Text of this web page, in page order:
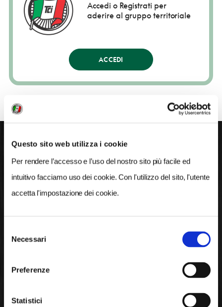
Questo sito web utilizza i cookie
Per rendere l’accesso e l’uso del nostro sito più facile ed
intuitivo facciamo uso dei cookie. Con l'utilizzo del sito, l'utente
accetta l'impostazione dei cookie.
delNecessari
Preferenze
Statistici
Accedi o Registrati per
aderire al gruppo territoriale
ACCEDI
Scopri il territorio di
SALERNO